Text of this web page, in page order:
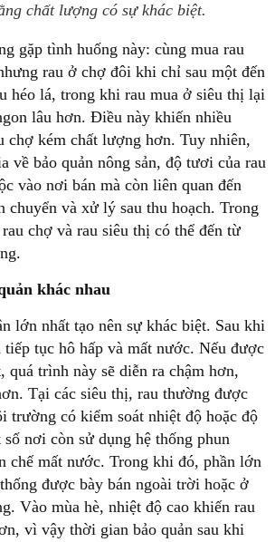
chất lượng có sự khác biệt.
gặp tình huống này: cùng mua rau
rau ở chợ đôi khi chỉ sau một đến
héo lá, trong khi rau mua ở siêu thị lại
lâu hơn. Điều này khiến nhiều
chợ kém chất lượng hơn. Tuy nhiên,
về bảo quản nông sản, độ tươi của rau
vào nơi bán mà còn liên quan đến
chuyển và xử lý sau thu hoạch. Trong
chợ và rau siêu thị có thể đến từ
khác nhau
lớn nhất tạo nên sự khác biệt. Sau khi
tiếp tục hô hấp và mất nước. Nếu được
quá trình này sẽ diễn ra chậm hơn,
Tại các siêu thị, rau thường được
trường có kiểm soát nhiệt độ hoặc độ
nơi còn sử dụng hệ thống phun
chế mất nước. Trong khi đó, phần lớn
được bày bán ngoài trời hoặc ở
Vào mùa hè, nhiệt độ cao khiến rau
vì vậy thời gian bảo quản sau khi